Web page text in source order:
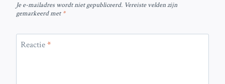
Je e-mailadres wordt niet gepubliceerd. Vereiste velden zijn
gemarkeerd met*
Reactie*